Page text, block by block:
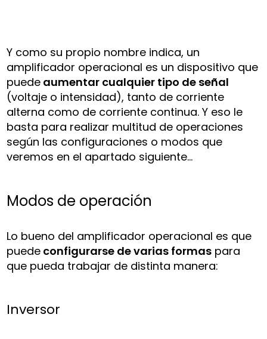
Y como su propio nombre indica, un
amplificador operacional es un dispositivo que
puede aumentar cualquier tipo de señal
(voltaje o intensidad), tanto de corriente
alterna como de corriente continua. Y eso le
basta para realizar multitud de operaciones
según las configuraciones o modos que
veremos en el apartado siguiente…
Modos de operación
Lo bueno del amplificador operacional es que
puede configurarse de varias formas para
que pueda trabajar de distinta manera:
Inversor